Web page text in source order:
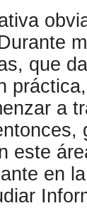
que
a
este
en